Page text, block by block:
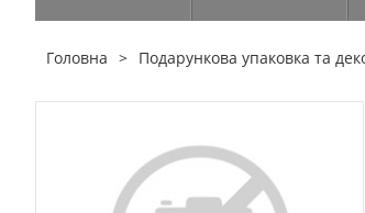
Головна Подарункова упаковка та